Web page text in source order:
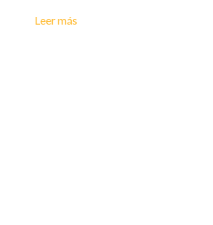
Leer más